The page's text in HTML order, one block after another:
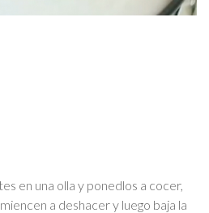
en una olla y ponedlos a cocer,
a deshacer y luego baja la